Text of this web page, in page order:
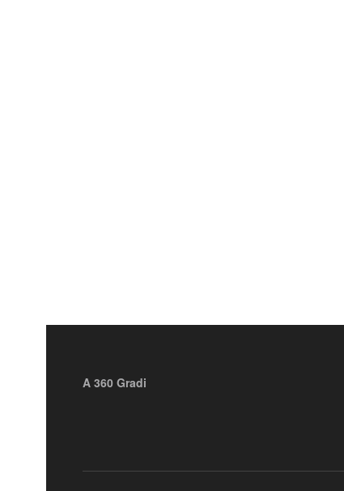
A 360 Gradi